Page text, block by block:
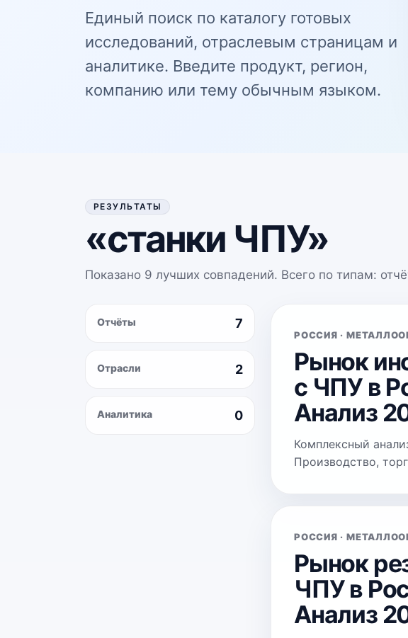
Единый поиск по каталогу готовых
исследований, отраслевым страницам и
аналитике. Введите продукт, регион,
компанию или тему обычным языком.
РЕЗУЛЬТАТЫ
«станки ЧПУ»
Показано 9 лучших совпадений. Всего по типам:
Отчёты 7
Отрасли 2
Аналитика 0
РОССИЯ ·
Рынок
с ЧПУ в
Анализ
Комплексный
Производство,
РОССИЯ ·
Рынок
ЧПУ в
Анализ